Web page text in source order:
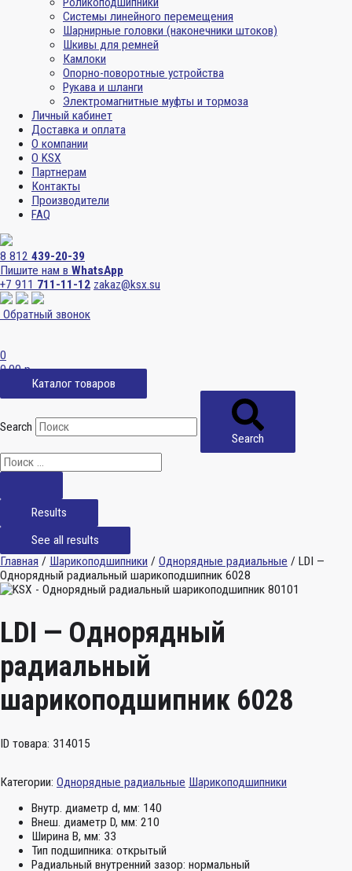
Системы линейного перемещения
Шарнирные головки (наконечники штоков)
Шкивы для ремней
Камлоки
Опорно-поворотные устройства
Рукава и шланги
Электромагнитные муфты и тормоза
Личный кабинет
Доставка и оплата
О компании
О KSX
Партнерам
Контакты
Производители
FAQ
8 812 439-20-39
Пишите нам в WhatsApp
+7 911 711-11-12 zakaz@ksx.su
Обратный звонок
0
0,00р.
Каталог товаров
Search
Search
Results
See all results
Главная / Шарикоподшипники / Однорядные радиальные / LDI —
Однорядный радиальный шарикоподшипник 6028
LDI — Однорядный
радиальный
шарикоподшипник 6028
ID товара: 314015
Категории: Однорядные радиальные Шарикоподшипники
Внутр. диаметр d, мм: 140
Внеш. диаметр D, мм: 210
Ширина B, мм: 33
Тип подшипника: открытый
Радиальный внутренний зазор: нормальный